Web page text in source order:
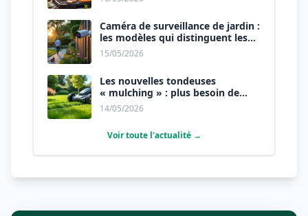
Caméra de surveillance de jardin :
les modèles qui distinguent les
humains des animaux.
15/05/2026
Les nouvelles tondeuses
« mulching » : plus besoin de
ramasser l’herbe.
14/05/2026
Voir toute l'actualité →